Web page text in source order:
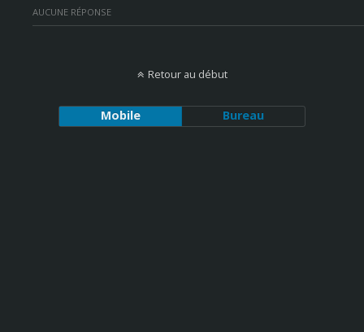
AUCUNE RÉPONSE
Retour au début
Mobile Bureau